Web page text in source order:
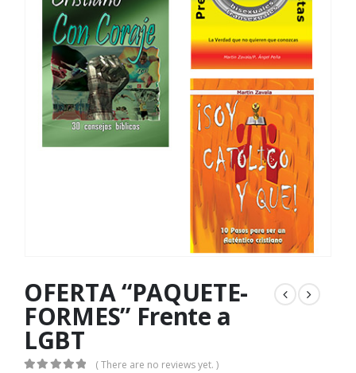
OFERTA “PAQUETE-
FORMES” Frente a
LGBT
( There are no reviews yet. )